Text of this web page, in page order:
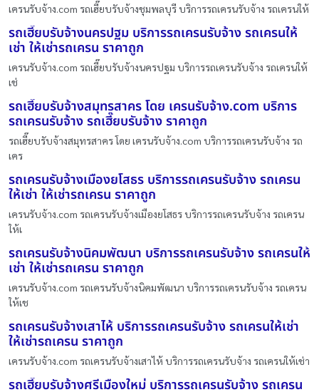
เครนรับจ้าง.com รถเฮี๊ยบรับจ้างชุมพลบุรี บริการรถเครนรับจ้าง รถเครนให้
รถเฮี๊ยบรับจ้างนครปฐม บริการรถเครนรับจ้าง รถเครนให้
เช่า ให้เช่ารถเครน ราคาถูก
เครนรับจ้าง.com รถเฮี๊ยบรับจ้างนครปฐม บริการรถเครนรับจ้าง รถเครนให้
เช่
รถเฮี๊ยบรับจ้างสมุทรสาคร โดย เครนรับจ้าง.com บริการ
รถเครนรับจ้าง รถเฮี๊ยบรับจ้าง ราคาถูก
รถเฮี๊ยบรับจ้างสมุทรสาคร โดย เครนรับจ้าง.com บริการรถเครนรับจ้าง รถ
เคร
รถเครนรับจ้างเมืองยโสธร บริการรถเครนรับจ้าง รถเครน
ให้เช่า ให้เช่ารถเครน ราคาถูก
เครนรับจ้าง.com รถเครนรับจ้างเมืองยโสธร บริการรถเครนรับจ้าง รถเครน
ให้เ
รถเครนรับจ้างนิคมพัฒนา บริการรถเครนรับจ้าง รถเครนให้
เช่า ให้เช่ารถเครน ราคาถูก
เครนรับจ้าง.com รถเครนรับจ้างนิคมพัฒนา บริการรถเครนรับจ้าง รถเครน
ให้เช
รถเครนรับจ้างเสาไห้ บริการรถเครนรับจ้าง รถเครนให้เช่า
ให้เช่ารถเครน ราคาถูก
เครนรับจ้าง.com รถเครนรับจ้างเสาไห้ บริการรถเครนรับจ้าง รถเครนให้เช่า
รถเฮี๊ยบรับจ้างศรีเมืองใหม่ บริการรถเครนรับจ้าง รถเครน